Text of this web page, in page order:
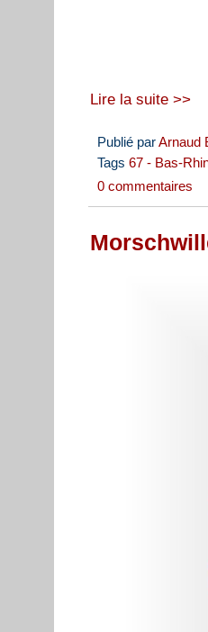
Lire la suite >>
Publié parArnaud
Tags 67 - Bas-
0 commentaires